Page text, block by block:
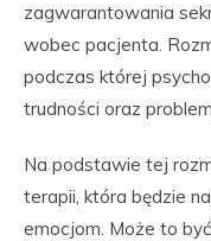
zagwarantowania
wobec pacjenta.
podczas której
trudności oraz
Na podstawie tej
terapii, która będzie
emocjom. Może to